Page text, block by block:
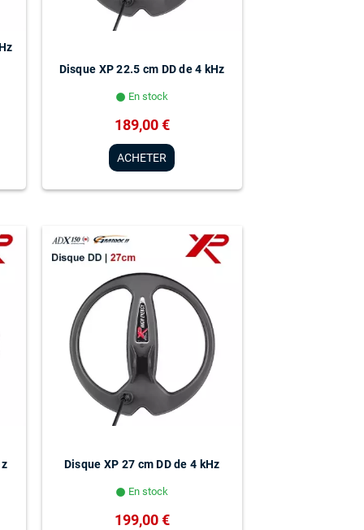
Disque XP 22.5 cm DD de 4 kHz
lens En stock
189,00 €
ACHETER
Disque XP 27 cm DD de 4 kHz
lens En stock
199,00 €